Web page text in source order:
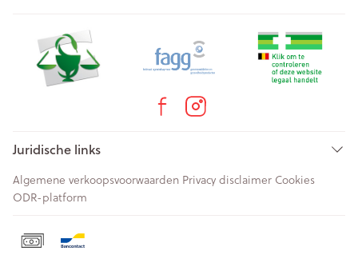
Juridische links
Algemene verkoopsvoorwaarden Privacy disclaimer Cookies
ODR-platform